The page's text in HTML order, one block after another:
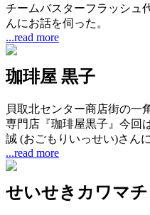
チームバスターフラッシュ
んにお話を伺った。
...read more
珈琲屋 黒子
貝取北センター商店街の一
専門店『珈琲屋黒子』今回
誠 (おごもりいっせい)さん
...read more
せいせきカワマ